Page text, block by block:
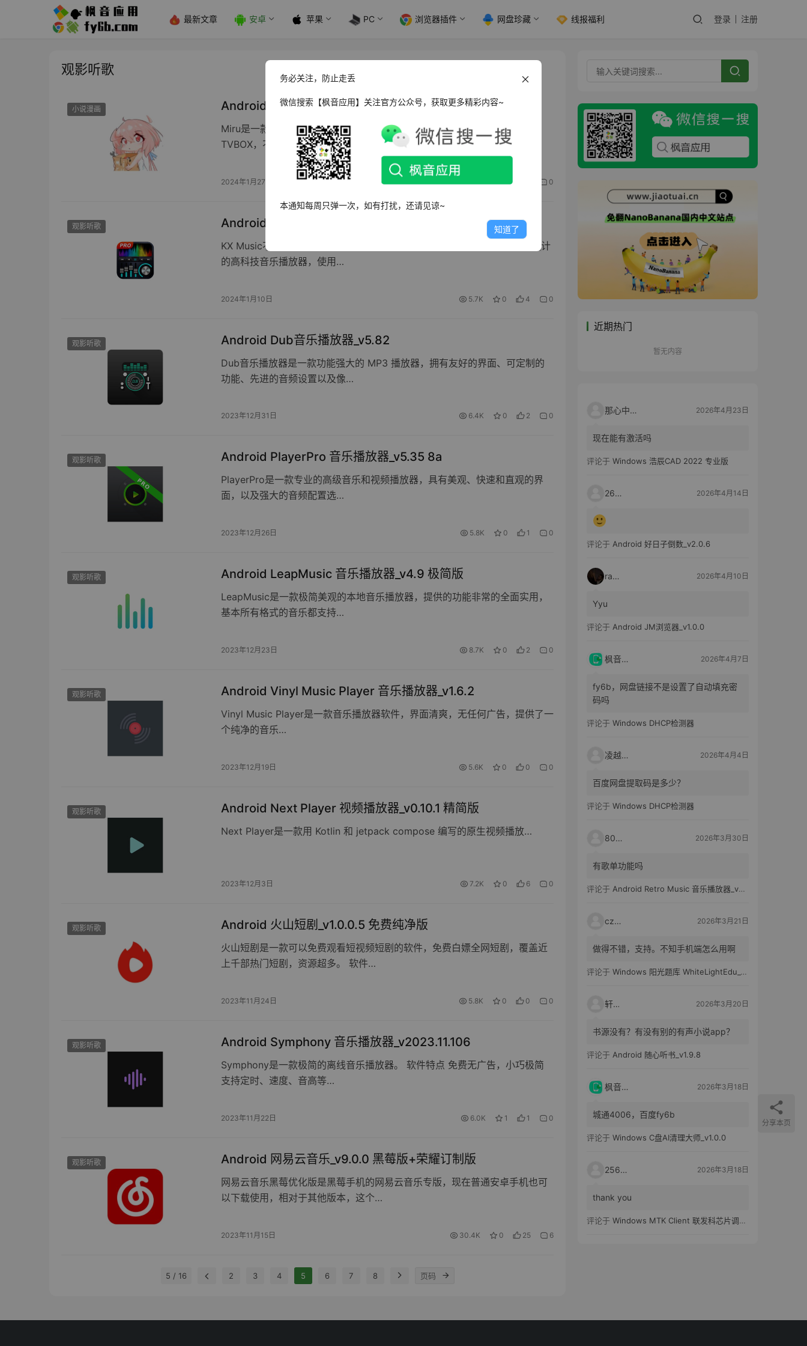
最新文章 安卓 苹果 PC 浏览器插件 网盘珍藏 线报福利 登录 注册
观影听歌
小说漫画 Android+Windows Miru 开源盒子_v1.8.1
Miru是一款集合影音、漫画、小说为一体的TVBOX盒子，整体的作用类似
TVBOX，不管是影视、小说…
2024年1月27日 0
观影听歌 Android KX Music 均衡器音乐播放器_v2.4.5 专业版
KX Music不仅是一款专业音乐播放器，还是一个均衡器，专为音乐发烧友设计
的高科技音乐播放器，使用…
2024年1月10日 5.7K 0 4 0
观影听歌 Android Dub音乐播放器_v5.82
Dub音乐播放器是一款功能强大的 MP3 播放器，拥有友好的界面、可定制的
功能、先进的音频设置以及像…
2023年12月31日 6.4K 0 2 0
观影听歌 Android PlayerPro 音乐播放器_v5.35 8a
PlayerPro是一款专业的高级音乐和视频播放器，具有美观、快速和直观的界
面，以及强大的音频配置选…
2023年12月26日 5.8K 0 1 0
观影听歌 Android LeapMusic 音乐播放器_v4.9 极简版
LeapMusic是一款极简美观的本地音乐播放器，提供的功能非常的全面实用，
基本所有格式的音乐都支持…
2023年12月23日 8.7K 0 2 0
观影听歌 Android Vinyl Music Player 音乐播放器_v1.6.2
Vinyl Music Player是一款音乐播放器软件，界面清爽，无任何广告，提供了一
个纯净的音乐…
2023年12月19日 5.6K 0 0 0
观影听歌 Android Next Player 视频播放器_v0.10.1 精简版
Next Player是一款用 Kotlin 和 jetpack compose 编写的原生视频播放…
2023年12月3日 7.2K 0 6 0
观影听歌 Android 火山短剧_v1.0.0.5 免费纯净版
火山短剧是一款可以免费观看短视频短剧的软件，免费白嫖全网短剧，覆盖近
上千部热门短剧，资源超多。 软件…
2023年11月24日 5.8K 0 0 0
观影听歌 Android Symphony 音乐播放器_v2023.11.106
Symphony是一款极简的离线音乐播放器。 软件特点 免费无广告，小巧极简
支持定时、速度、音高等…
2023年11月22日 6.0K 1 1 0
观影听歌 Android 网易云音乐_v9.0.0 黑莓版+荣耀订制版
网易云音乐黑莓优化版是黑莓手机的网易云音乐专版，现在普通安卓手机也可
以下载使用，相对于其他版本，这个…
2023年11月15日 30.4K 0 25 6
5 / 16 2 3 4 5 6 7 8
近期热门
暂无内容
那心中的话 2026年4月23日
现在能有激活吗
评论于 Windows 浩辰CAD 2022 专业版
2603 2026年4月14日
评论于 Android 好日子倒数_v2.0.6
raka 2026年4月10日
Yyu
评论于 Android JM浏览器_v1.0.0
枫音应用 2026年4月7日
fy6b，网盘链接不是设置了自动填充密
码吗
评论于 Windows DHCP检测器
凌越电子 2026年4月4日
百度网盘提取码是多少？
评论于 Windows DHCP检测器
80521 2026年3月30日
有歌单功能吗
评论于 Android Retro Music 音乐播放器_v6.6.0
czh7 2026年3月21日
做得不错，支持。不知手机端怎么用啊
评论于 Windows 阳光题库 WhiteLightEdu_v2.0.0
轩爸 2026年3月20日
书源没有？有没有别的有声小说app？
评论于 Android 随心听书_v1.9.8
枫音应用 2026年3月18日
城通4006，百度fy6b
评论于 Windows C盘AI清理大师_v1.0.0
25651 2026年3月18日
thank you
评论于 Windows MTK Client 联发科芯片调试工具_v2.01 汉化版
分享本页
务必关注，防止走丢
微信搜索【枫音应用】关注官方公众号，获取更多精彩内容~
本通知每周只弹一次，如有打扰，还请见谅~
知道了